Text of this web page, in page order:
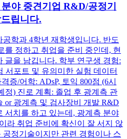
야 중견기업 R&D/공정기
립니다.
학과 4학년 재학생입니다. 반도
를 정하고 취업을 준비 중인데, 현
글을 남깁니다. 학부 연구생 경험:
서포트 및 유의미한 실험 데이터
증/어학: ADsP, 토익 800점 (6시
정) 진로 계획: 졸업 후 광계측 관
or 광계측 및 검사장비 개발 R&D
서치를 하고 있는데, 광계측 분야
라 취업 준비에 확신이 잘 서지 않
공정기술이지만 관련 경험이나 스